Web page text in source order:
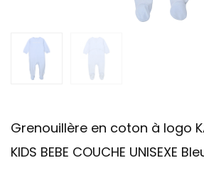
Grenouillère en coton à logo
KIDS BEBE COUCHE UNISEXE